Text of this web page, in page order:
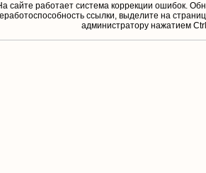
сайте работает система коррекции ошибок.
ссылки, выделите на
aдминистратору нажатием